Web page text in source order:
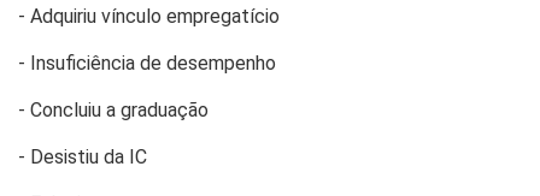
- Adquiriu vínculo empregatício
- Insuficiência de desempenho
- Concluiu a graduação
- Desistiu da IC